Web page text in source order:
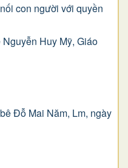
con người với quyền
Huy Mỹ, Giáo
Ðỗ Mai Năm, Lm, ngày